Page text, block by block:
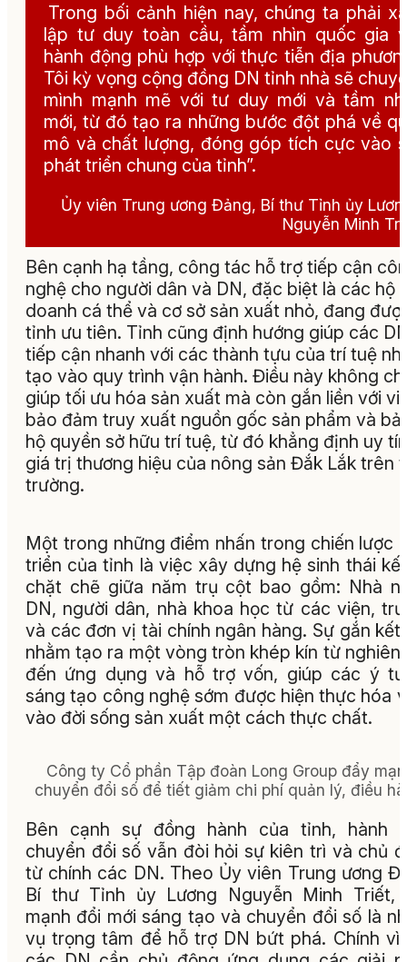
Trong bối cảnh hiện nay, chúng ta phải
lập tư duy toàn cầu, tầm nhìn quốc gia
hành động phù hợp với thực tiễn địa
Tôi kỳ vọng cộng đồng DN tỉnh nhà sẽ
mình mạnh mẽ với tư duy mới và tầm
mới, từ đó tạo ra những bước đột phá về
mô và chất lượng, đóng góp tích cực vào
phát triển chung của tỉnh”.
Ủy viên Trung ương Đảng, Bí thư Tỉnh ủy
Nguyễn Minh
Bên cạnh hạ tầng, công tác hỗ trợ tiếp cận
nghệ cho người dân và DN, đặc biệt là các hộ
doanh cá thể và cơ sở sản xuất nhỏ, đang
tỉnh ưu tiên. Tỉnh cũng định hướng giúp các
tiếp cận nhanh với các thành tựu của trí tuệ
tạo vào quy trình vận hành. Điều này không chỉ
giúp tối ưu hóa sản xuất mà còn gắn liền với
bảo đảm truy xuất nguồn gốc sản phẩm và
hộ quyền sở hữu trí tuệ, từ đó khẳng định uy
giá trị thương hiệu của nông sản Đắk Lắk trên
trường.
Một trong những điểm nhấn trong chiến lược
triển của tỉnh là việc xây dựng hệ sinh thái
chặt chẽ giữa năm trụ cột bao gồm: Nhà
DN, người dân, nhà khoa học từ các viện,
và các đơn vị tài chính ngân hàng. Sự gắn kết
nhằm tạo ra một vòng tròn khép kín từ nghiên
đến ứng dụng và hỗ trợ vốn, giúp các ý
sáng tạo công nghệ sớm được hiện thực hóa
vào đời sống sản xuất một cách thực chất.
Công ty Cổ phần Tập đoàn Long Group đẩy
chuyển đổi số để tiết giảm chi phí quản lý, điều
Bên cạnh sự đồng hành của tỉnh, hành
chuyển đổi số vẫn đòi hỏi sự kiên trì và chủ
từ chính các DN. Theo Ủy viên Trung ương
Bí thư Tỉnh ủy Lương Nguyễn Minh Triết,
mạnh đổi mới sáng tạo và chuyển đổi số là
vụ trọng tâm để hỗ trợ DN bứt phá. Chính vì